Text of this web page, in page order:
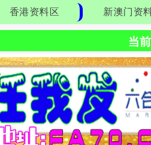
香港资料区 新澳门资
当